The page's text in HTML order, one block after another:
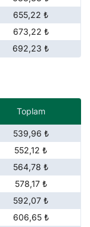
655,22 ₺
673,22 ₺
692,23 ₺
Toplam
539,96 ₺
552,12 ₺
564,78 ₺
578,17 ₺
592,07 ₺
606,65 ₺